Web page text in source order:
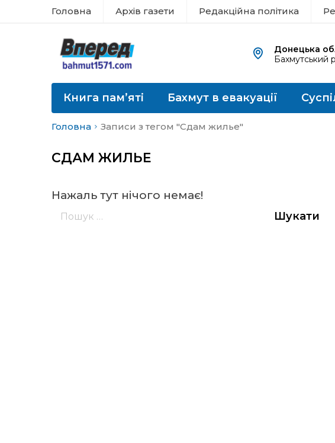
Головна Архів газети Редакційна політика
Донецька
Бахмутський
Книга пам’яті Бахмут в евакуації
Головна Записи з тегом "Сдам жилье"
СДАМ ЖИЛЬЕ
Нажаль тут нічого немає!